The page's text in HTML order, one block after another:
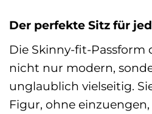
Der perfekte Sitz für
Die Skinny-fit-Passform
nicht nur modern,
unglaublich vielseitig.
Figur, ohne